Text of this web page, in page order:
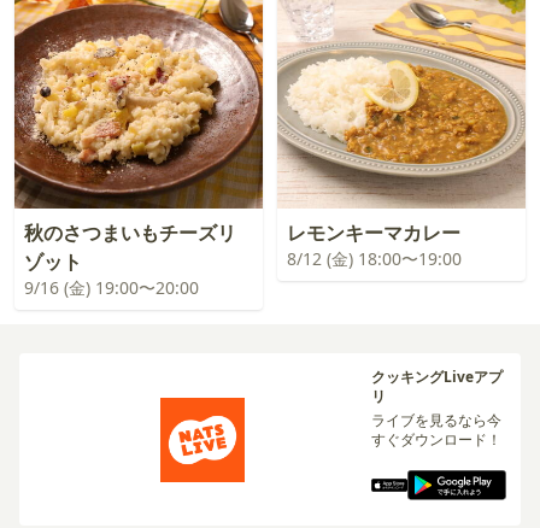
秋のさつまいもチーズリ
ゾット
9/16 (金) 19:00〜20:00
レモンキーマカレー
8/12 (金) 18:00〜19:00
クッキングLiveアプ
リ
ライブを見るなら今
すぐダウンロード！